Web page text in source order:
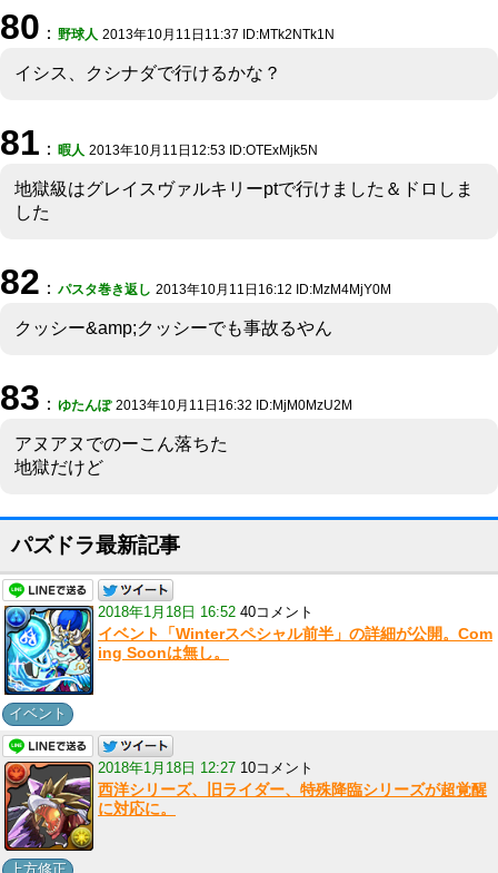
80 ： 野球人 2013年10月11日11:37 ID:MTk2NTk1N
イシス、クシナダで行けるかな？
81 ： 暇人 2013年10月11日12:53 ID:OTExMjk5N
地獄級はグレイスヴァルキリーptで行けました＆ドロしま
した
82 ： パスタ巻き返し 2013年10月11日16:12 ID:MzM4MjY0M
クッシー&amp;クッシーでも事故るやん
83 ： ゆたんぽ 2013年10月11日16:32 ID:MjM0MzU2M
アヌアヌでのーこん落ちた
地獄だけど
パズドラ最新記事
2018年1月18日 16:52 40コメント
イベント「Winterスペシャル前半」の詳細が公開。Com
ing Soonは無し。
イベント
2018年1月18日 12:27 10コメント
西洋シリーズ、旧ライダー、特殊降臨シリーズが超覚醒
に対応に。
上方修正